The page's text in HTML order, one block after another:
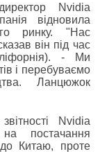
Nvidia
відновила
ринку. "Нас
він під час
- Ми
і перебуваємо
Ланцюжок
Nvidia
постачання
до Китаю, проте